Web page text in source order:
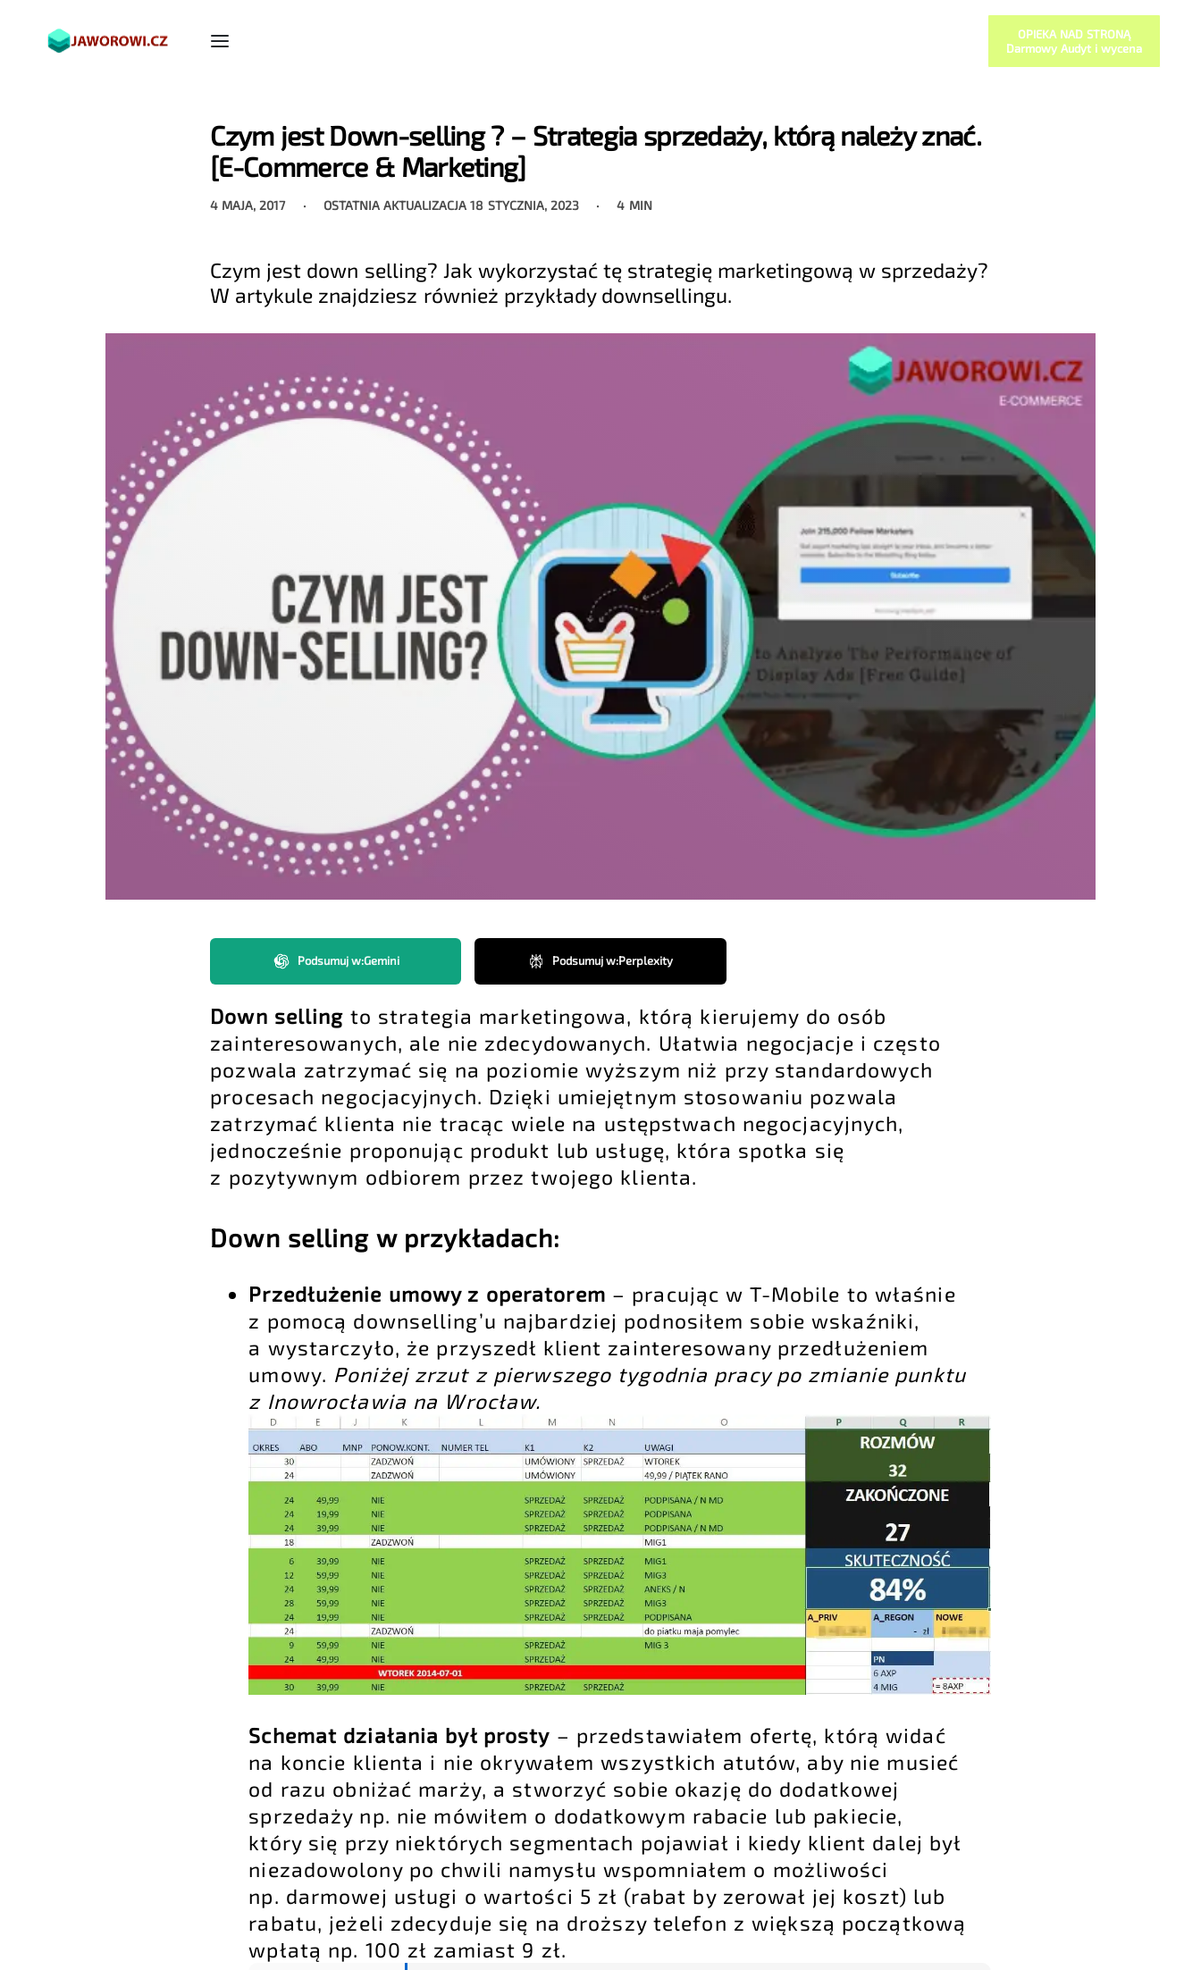
OPIEKA NAD STRONĄ
Darmowy Audyt i wycena
Czym jest Down-selling ? – Strategia sprzedaży, którą należy znać.
[E-Commerce & Marketing]
4 MAJA, 2017 OSTATNIA AKTUALIZACJA18 STYCZNIA, 2023 4 MIN
Czym jest down selling? Jak wykorzystać tę strategię marketingową w sprzedaży?
W artykule znajdziesz również przykłady downsellingu.
Podsumuj w:Gemini Podsumuj w:Perplexity
Down selling to strategia marketingowa, którą kierujemy do osób
zainteresowanych, ale nie zdecydowanych. Ułatwia negocjacje i często
pozwala zatrzymać się na poziomie wyższym niż przy standardowych
procesach negocjacyjnych. Dzięki umiejętnym stosowaniu pozwala
zatrzymać klienta nie tracąc wiele na ustępstwach negocjacyjnych,
jednocześnie proponując produkt lub usługę, która spotka się
z pozytywnym odbiorem przez twojego klienta.
Down selling w przykładach:
Przedłużenie umowy z operatorem – pracując w T-Mobile to właśnie
z pomocą downselling’u najbardziej podnosiłem sobie wskaźniki,
a wystarczyło, że przyszedł klient zainteresowany przedłużeniem
umowy. Poniżej zrzut z pierwszego tygodnia pracy po zmianie punktu
z Inowrocławia na Wrocław.
Schemat działania był prosty – przedstawiałem ofertę, którą widać
na koncie klienta i nie okrywałem wszystkich atutów, aby nie musieć
od razu obniżać marży, a stworzyć sobie okazję do dodatkowej
sprzedaży np. nie mówiłem o dodatkowym rabacie lub pakiecie,
który się przy niektórych segmentach pojawiał i kiedy klient dalej był
niezadowolony po chwili namysłu wspomniałem o możliwości
np. darmowej usługi o wartości 5 zł (rabat by zerował jej koszt) lub
rabatu, jeżeli zdecyduje się na droższy telefon z większą początkową
wpłatą np. 100 zł zamiast 9 zł.